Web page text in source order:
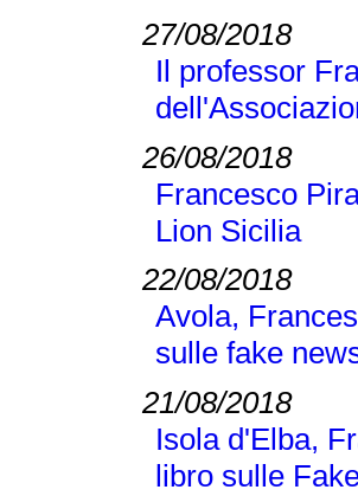
27/08/2018
Il professor
26/08/2018
Francesco
Lion Sicilia
22/08/2018
Avola,
sulle fake
21/08/2018
Isola d'Elba,
libro sulle